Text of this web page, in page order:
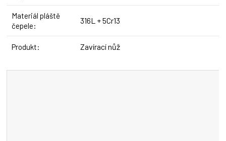
Materiál pláště
čepele:
316L + 5Cr13
Produkt: Zavírací nůž